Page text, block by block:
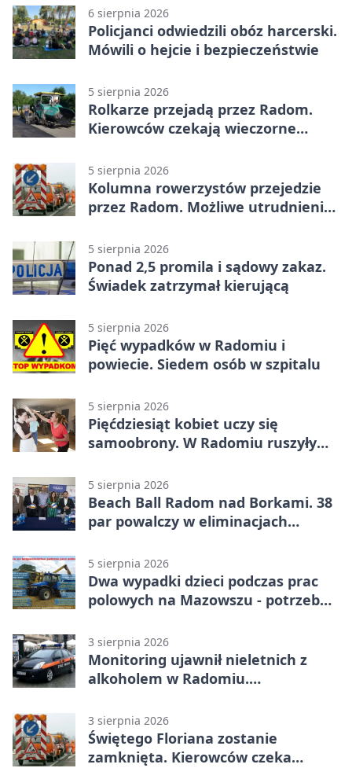
6 sierpnia 2026
Policjanci odwiedzili obóz harcerski.
Mówili o hejcie i bezpieczeństwie
5 sierpnia 2026
Rolkarze przejadą przez Radom.
Kierowców czekają wieczorne
5 sierpnia 2026
Kolumna rowerzystów przejedzie
przez Radom. Możliwe utrudnienia
5 sierpnia 2026
Ponad 2,5 promila i sądowy zakaz.
Świadek zatrzymał kierującą
5 sierpnia 2026
Pięć wypadków w Radomiu i
powiecie. Siedem osób w szpitalu
5 sierpnia 2026
Pięćdziesiąt kobiet uczy się
samoobrony. W Radomiu ruszyły
5 sierpnia 2026
Beach Ball Radom nad Borkami. 38
par powalczy w eliminacjach
5 sierpnia 2026
Dwa wypadki dzieci podczas prac
polowych na Mazowszu - potrzebna
3 sierpnia 2026
Monitoring ujawnił nieletnich z
alkoholem w Radomiu.
3 sierpnia 2026
Świętego Floriana zostanie
zamknięta. Kierowców czeka